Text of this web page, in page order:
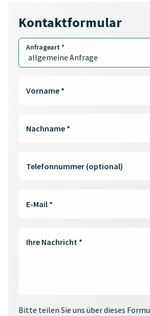
Kontaktformular
Anfrageart *
Vorname *
Nachname *
Telefonnummer (optional)
E-Mail *
Ihre Nachricht *
Bitte teilen Sie uns über dieses